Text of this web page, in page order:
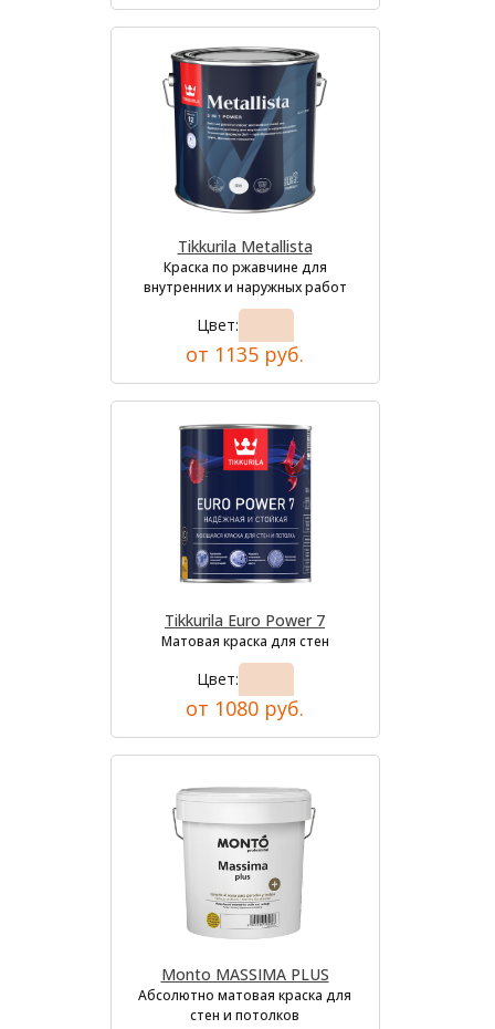
Tikkurila Metallista
Краска по ржавчине для
внутренних и наружных работ
Цвет:
от 1135 руб.
Tikkurila Euro Power 7
Матовая краска для стен
Цвет:
от 1080 руб.
Monto MASSIMA PLUS
Абсолютно матовая краска для
стен и потолков